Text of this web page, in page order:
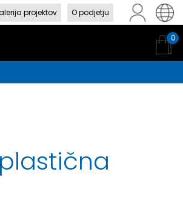
en
projektov O podjetju
0